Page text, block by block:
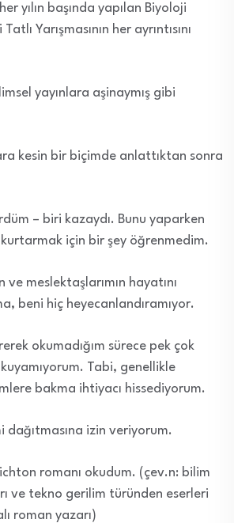
yılın başında yapılan Biyoloji
Yarışmasının her ayrıntısını
yayınlara aşinaymış gibi
kesin bir biçimde anlattıktan sonra
– biri kazaydı. Bunu yaparken
kurtarmak için bir şey öğrenmedim.
ve meslektaşlarımın hayatını
beni hiç heyecanlandıramıyor.
okumadığım sürece pek çok
Tabi, genellikle
bakma ihtiyacı hissediyorum.
dağıtmasına izin veriyorum.
romanı okudum. (çev.n: bilim
ve tekno gerilim türünden eserleri
roman yazarı)